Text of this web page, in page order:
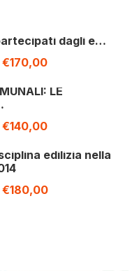
dagli e…
LE
edilizia nella